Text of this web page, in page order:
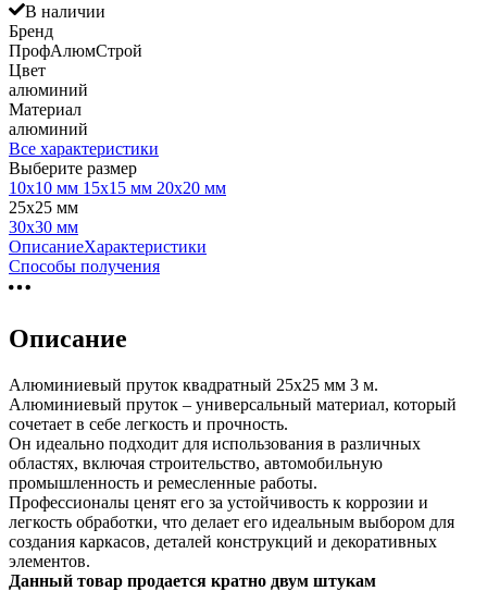
В наличии
Бренд
ПрофАлюмСтрой
Цвет
алюминий
Материал
алюминий
Все характеристики
Выберите размер
10х10 мм 15х15 мм 20х20 мм
25х25 мм
30х30 мм
ОписаниеХарактеристики
Способы получения
Описание
Алюминиевый пруток квадратный 25х25 мм 3 м.
Алюминиевый пруток – универсальный материал, который
сочетает в себе легкость и прочность.
Он идеально подходит для использования в различных
областях, включая строительство, автомобильную
промышленность и ремесленные работы.
Профессионалы ценят его за устойчивость к коррозии и
легкость обработки, что делает его идеальным выбором для
создания каркасов, деталей конструкций и декоративных
элементов.
Данный товар продается кратно двум штукам